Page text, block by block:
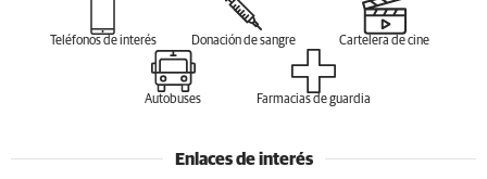
Teléfonos de interés Donación de sangre Cartelera de cine
Autobuses Farmacias de guardia
Enlaces de interés